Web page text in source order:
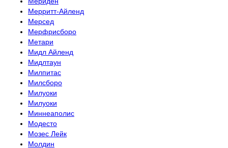
Мерритт-Айленд
Мерсед
Мерфрисборо
Метари
Мидл Айленд
Мидлтаун
Милпитас
Милсборо
Милуоки
Милуоки
Миннеаполис
Модесто
Мозес Лейк
Молдин